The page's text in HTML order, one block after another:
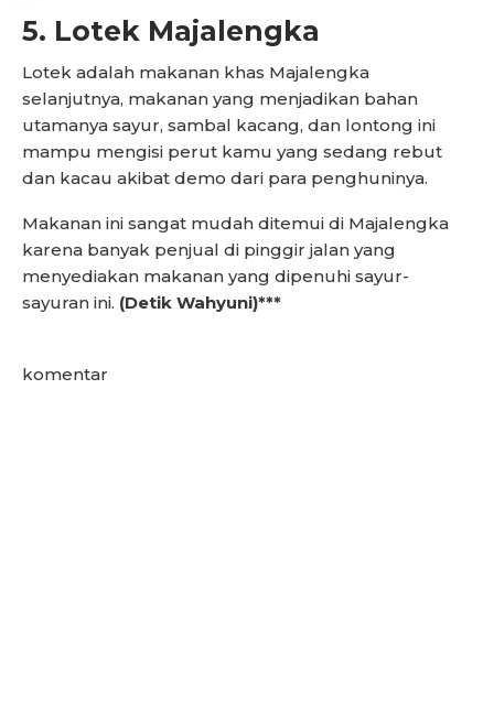
5. Lotek Majalengka
Lotek adalah makanan khas Majalengka
selanjutnya, makanan yang menjadikan bahan
utamanya sayur, sambal kacang, dan lontong ini
mampu mengisi perut kamu yang sedang rebut
dan kacau akibat demo dari para penghuninya.
Makanan ini sangat mudah ditemui di Majalengka
karena banyak penjual di pinggir jalan yang
menyediakan makanan yang dipenuhi sayur-
sayuran ini. (Detik Wahyuni)***
komentar